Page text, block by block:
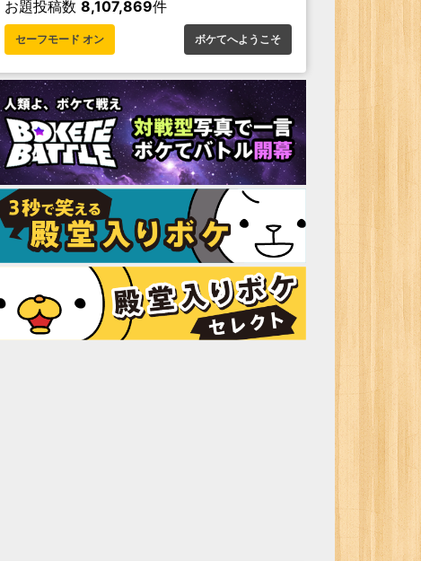
お題投稿数 8,107,869件
セーフモード オン ボケてへようこそ